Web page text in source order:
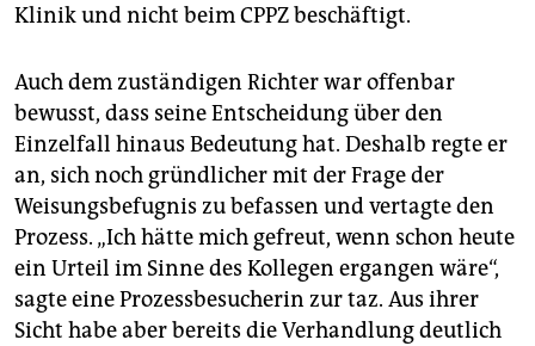
Klinik und nicht beim CPPZ beschäftigt.
Auch dem zuständigen Richter war offenbar
bewusst, dass seine Entscheidung über den
Einzelfall hinaus Bedeutung hat. Deshalb regte er
an, sich noch gründlicher mit der Frage der
Weisungsbefugnis zu befassen und vertagte den
Prozess. „Ich hätte mich gefreut, wenn schon heute
ein Urteil im Sinne des Kollegen ergangen wäre“,
sagte eine Prozessbesucherin zur taz. Aus ihrer
Sicht habe aber bereits die Verhandlung deutlich